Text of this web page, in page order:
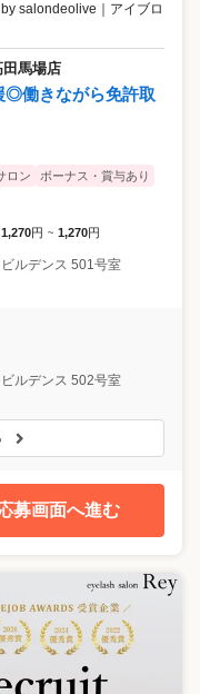
salondeolive
アイブロ
馬場店
◎働きながら免許取
ロン
ボーナス・賞与あり
1,270円 ~ 1,270円
ルデンス 501号室
ルデンス 502号室
募画面へ進む